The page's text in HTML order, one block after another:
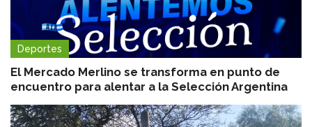
Deportes
El Mercado Merlino se transforma en punto de
encuentro para alentar a la Selección Argentina